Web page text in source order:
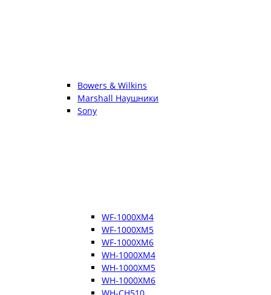
Bowers & Wilkins
Marshall Наушники
Sony
WF-1000XM4
WF-1000XM5
WF-1000XM6
WH-1000XM4
WH-1000XM5
WH-1000XM6